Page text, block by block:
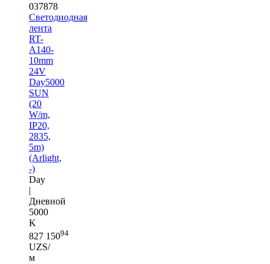
037878
Светодиодная
лента
RT-
A140-
10mm
24V
Day5000
SUN
(20
W/m,
IP20,
2835,
5m)
(Arlight,
-)
Day
|
Дневной
5000
K
827 15094
UZS/
м